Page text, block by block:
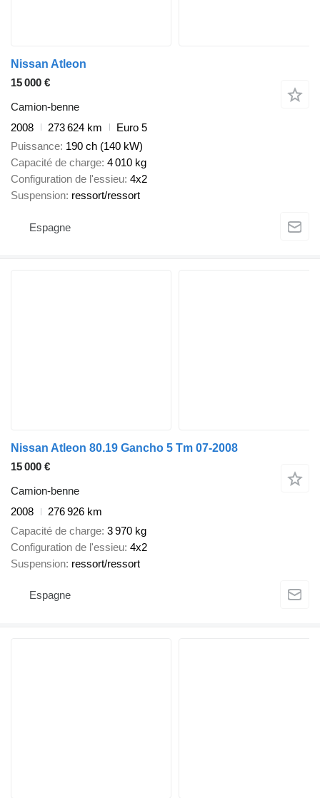
Nissan Atleon
15 000 €
Camion-benne
2008
273 624 km
Euro 5
Puissance 190 ch (140 kW)
Capacité de charge 4 010 kg
Configuration de l'essieu 4x2
Suspension ressort/ressort
Espagne
Nissan Atleon 80.19 Gancho 5 Tm 07-2008
15 000 €
Camion-benne
2008
276 926 km
Capacité de charge 3 970 kg
Configuration de l'essieu 4x2
Suspension ressort/ressort
Espagne